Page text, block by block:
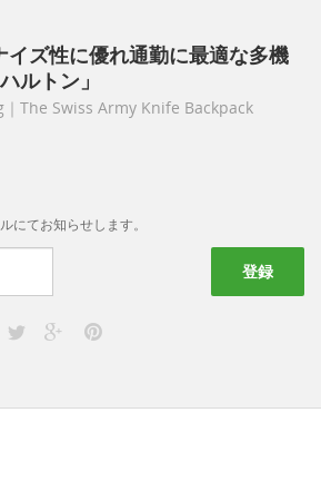
ズ性に優れ通勤に最適な多機
ルトン」
The Swiss Army Knife Backpack
にてお知らせします。
登録